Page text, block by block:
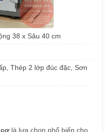
38 x Sâu 40 cm
Thép 2 lớp đúc đặc, Sơn
cơ là lựa chọn phổ biến cho